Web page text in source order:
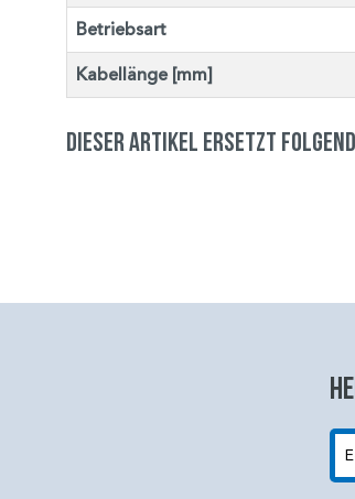
Betriebsart
Kabellänge [mm]
Dieser Artikel ersetzt folgende